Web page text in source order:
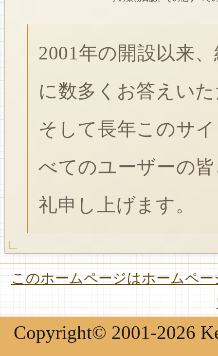
2001年の開設以来
に数多くお答えい
そして長年このサ
べてのユーザーの
礼申し上げます。
このホームページはホームペ
Copyright© 2001-2026